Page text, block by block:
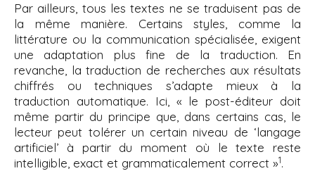
Par ailleurs, tous les textes ne se traduisent pas de
la même manière. Certains styles, comme la
littérature ou la communication spécialisée, exigent
une adaptation plus fine de la traduction. En
revanche, la traduction de recherches aux résultats
chiffrés ou techniques s’adapte mieux à la
traduction automatique. Ici, « le post-éditeur doit
même partir du principe que, dans certains cas, le
lecteur peut tolérer un certain niveau de ‘langage
artificiel’ à partir du moment où le texte reste
intelligible, exact et grammaticalement correct »1.